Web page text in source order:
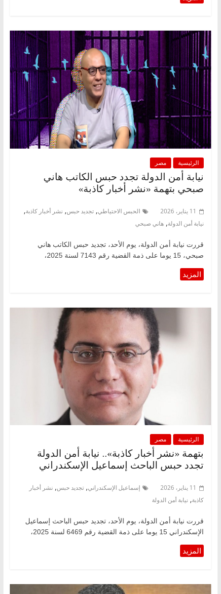
الرئيسية مصر
نيابة أمن الدولة تجدد حبس الكاتب هاني
صبحي بتهمة «نشر أخبار كاذبة»
11 يناير، 2026 الحبس الاحتياطي, تجديد حبس, نشر أخبار كاذبة,
نيابة أمن الدولة, هاني صبحي
قررت نيابة أمن الدولة، يوم الأحد، تجديد حبس الكاتب هاني
صبحي، 15 يوما على ذمة القضية رقم 7143 لسنة 2025،
الرئيسية مصر
بتهمة «نشر أخبار كاذبة».. نيابة أمن الدولة
تجدد حبس الباحث إسماعيل الإسكندراني
11 يناير، 2026 إسماعيل الإسكندراني, تجديد حبس, نشر أخبار
كاذبة, نيابة أمن الدولة
قررت نيابة أمن الدولة، يوم الأحد، تجديد حبس الباحث إسماعيل
الإسكندراني 15 يوما على ذمة القضية رقم 6469 لسنة 2025،